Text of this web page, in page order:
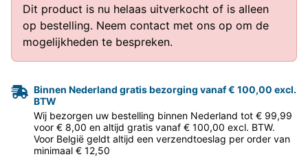
Dit product is nu helaas uitverkocht of is alleen
op bestelling. Neem contact met ons op om de
mogelijkheden te bespreken.
Binnen Nederland gratis bezorging vanaf € 100,00 excl.
BTW
Wij bezorgen uw bestelling binnen Nederland tot € 99,99
voor € 8,00 en altijd gratis vanaf € 100,00 excl. BTW.
Voor België geldt altijd een verzendtoeslag per order van
minimaal € 12,50